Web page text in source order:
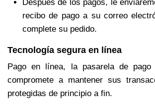
Después de los pagos, le
recibo de pago a su correo
complete su pedido.
Tecnología segura en línea
Pago en línea, la pasarela de
compromete a mantener sus
protegidas de principio a fin.